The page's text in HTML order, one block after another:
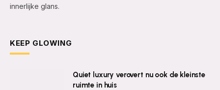
innerlijke glans.
KEEP GLOWING
Quiet luxury verovert nu ook de kleinste
ruimte in huis